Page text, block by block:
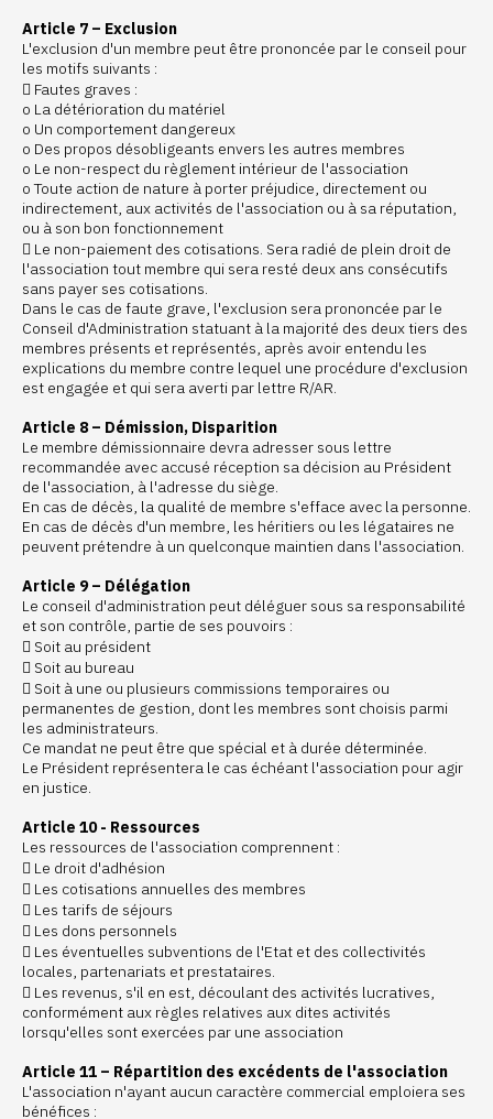
Article 7 – Exclusion
L'exclusion d'un membre peut être prononcée par le conseil pour
les motifs suivants :
 Fautes graves :
o La détérioration du matériel
o Un comportement dangereux
o Des propos désobligeants envers les autres membres
o Le non-respect du règlement intérieur de l'association
o Toute action de nature à porter préjudice, directement ou
indirectement, aux activités de l'association ou à sa réputation,
ou à son bon fonctionnement
 Le non-paiement des cotisations. Sera radié de plein droit de
l'association tout membre qui sera resté deux ans consécutifs
sans payer ses cotisations.
Dans le cas de faute grave, l'exclusion sera prononcée par le
Conseil d'Administration statuant à la majorité des deux tiers des
membres présents et représentés, après avoir entendu les
explications du membre contre lequel une procédure d'exclusion
est engagée et qui sera averti par lettre R/AR.
Article 8 – Démission, Disparition
Le membre démissionnaire devra adresser sous lettre
recommandée avec accusé réception sa décision au Président
de l'association, à l'adresse du siège.
En cas de décès, la qualité de membre s'efface avec la personne.
En cas de décès d'un membre, les héritiers ou les légataires ne
peuvent prétendre à un quelconque maintien dans l'association.
Article 9 – Délégation
Le conseil d'administration peut déléguer sous sa responsabilité
et son contrôle, partie de ses pouvoirs :
 Soit au président
 Soit au bureau
 Soit à une ou plusieurs commissions temporaires ou
permanentes de gestion, dont les membres sont choisis parmi
les administrateurs.
Ce mandat ne peut être que spécial et à durée déterminée.
Le Président représentera le cas échéant l'association pour agir
en justice.
Article 10 - Ressources
Les ressources de l'association comprennent :
 Le droit d'adhésion
 Les cotisations annuelles des membres
 Les tarifs de séjours
 Les dons personnels
 Les éventuelles subventions de l'Etat et des collectivités
locales, partenariats et prestataires.
 Les revenus, s'il en est, découlant des activités lucratives,
conformément aux règles relatives aux dites activités
lorsqu'elles sont exercées par une association
Article 11 – Répartition des excédents de l'association
L'association n'ayant aucun caractère commercial emploiera ses
bénéfices :